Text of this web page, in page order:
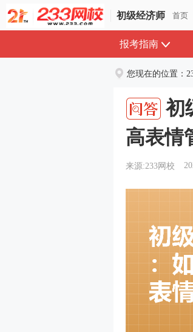
初级经济师 首页
报考指南
您现在的位置：
初
高表情
来源:233网校